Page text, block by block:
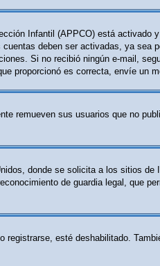
Infantil (APPCO) está activado
deben ser activadas, ya sea
Si no recibió ningún e-mail,
proporcionó es correcta, envíe un
remueven sus usuarios que no
donde se solicita a los sitios
de guardia legal, que
esté deshabilitado.